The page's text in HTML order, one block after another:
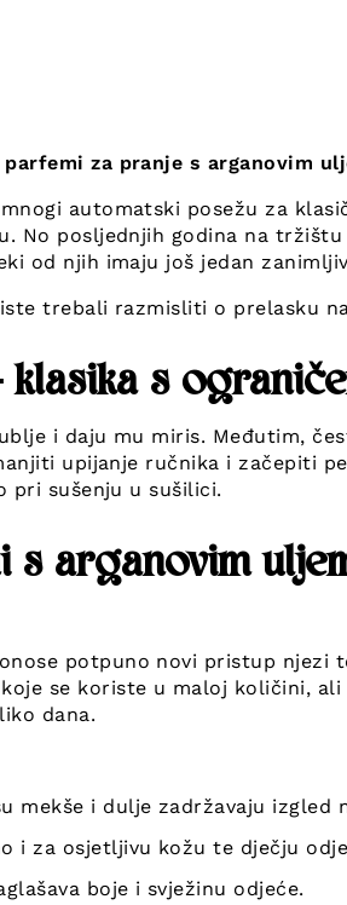
za pranje s arganovim
automatski posežu za
No posljednjih godina na
od njih imaju još jedan
trebali razmisliti o prelasku
s
i daju mu miris. Međutim,
upijanje ručnika i začepiti
pri sušenju u sušilici.
arganovim
potpuno novi pristup njezi
se koriste u maloj količini, ali
dana.
mekše i dulje zadržavaju izgled
i za osjetljivu kožu te dječju
boje i svježinu odjeće.